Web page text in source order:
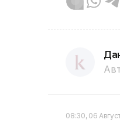
08:30, 06